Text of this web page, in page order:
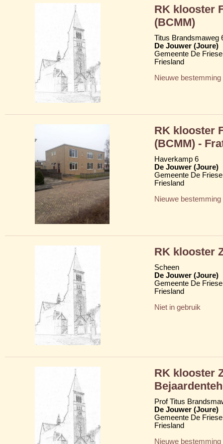
RK klooster
(BCMM)
Titus Brandsmaweg
De Jouwer (Joure)
Gemeente De
Friesland
Nieuwe bestemming
RK klooster
(BCMM) -
Haverkamp 6
De Jouwer (Joure)
Gemeente De
Friesland
Nieuwe bestemming
RK klooster
Scheen
De Jouwer (Joure)
Gemeente De
Friesland
Niet in gebruik
RK klooster
Prof Titus
De Jouwer (Joure)
Gemeente De
Friesland
Nieuwe bestemming